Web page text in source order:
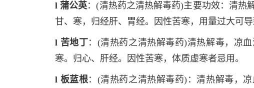
l 蒲公英：(清热药之清热解毒药)主要功效：清热
甘、寒，归经肝、胃经。因性苦寒，用量过大可导
l 苦地丁：(清热药之清热解毒药)清热解毒，凉
寒。归心、肝经。因性苦寒，体质虚寒者忌用。
l 板蓝根：(清热药之清热解毒药)：清热解毒，